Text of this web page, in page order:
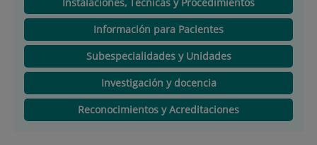
Información para Pacientes
Subespecialidades y Unidades
Investigación y docencia
Reconocimientos y Acreditaciones